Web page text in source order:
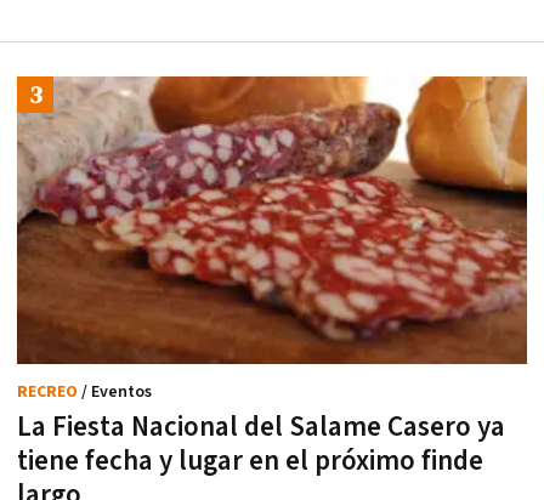
La Fiesta Nacional del Salame Casero ya
tiene fecha y lugar en el próximo finde
RECREO / Eventos